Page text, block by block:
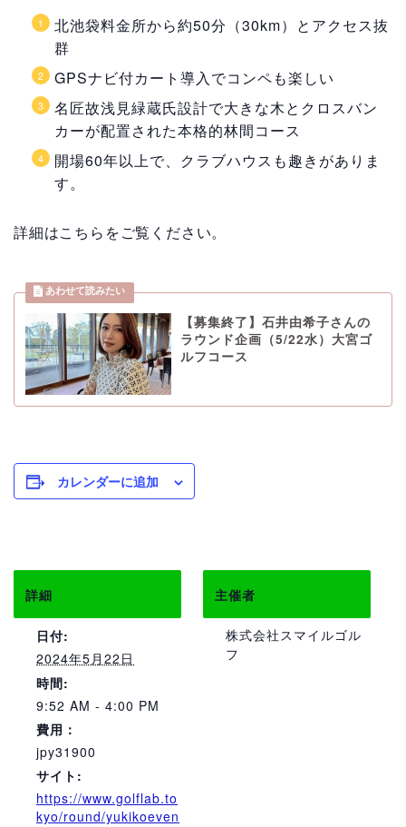
北池袋料金所から約50分（30km）とアクセス抜
群
GPSナビ付カート導入でコンペも楽しい
名匠故浅見緑蔵氏設計で大きな木とクロスバン
カーが配置された本格的林間コース
開場60年以上で、クラブハウスも趣きがありま
す。
詳細はこちらをご覧ください。
【募集終了】石井由希子さんの
ラウンド企画（5/22水）大宮ゴ
ルフコース
カレンダーに追加
詳細
日付:
2024年5月22日
時間:
9:52 AM - 4:00 PM
費用：
jpy31900
サイト:
https://www.golflab.to
kyo/round/yukikoeven
主催者
株式会社スマイルゴル
フ